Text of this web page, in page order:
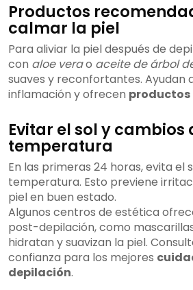
Productos
calmar la piel
Para aliviar la piel después de
con aloe verao aceite de árbol
suaves y reconfortantes. Ayudan
inflamación y ofrecen productos
Evitar el sol y cambios
temperatura
En las primeras 24 horas, evita el
temperatura. Esto previene
piel en buen estado.
Algunos centros de estética
post-depilación, como
hidratan y suavizan la piel.
confianza para los mejores
depilación.